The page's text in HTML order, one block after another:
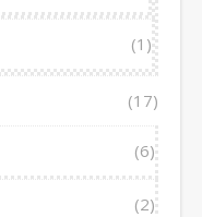
(1)
(17)
(6)
(2)